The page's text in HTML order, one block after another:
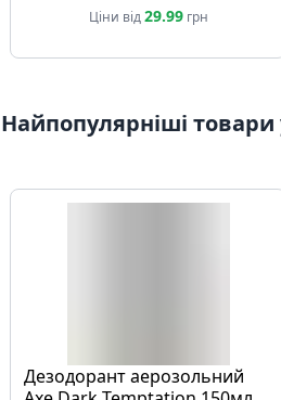
Ціни від29.99грн
Найпопулярніші товари
Дезодорант аерозольний